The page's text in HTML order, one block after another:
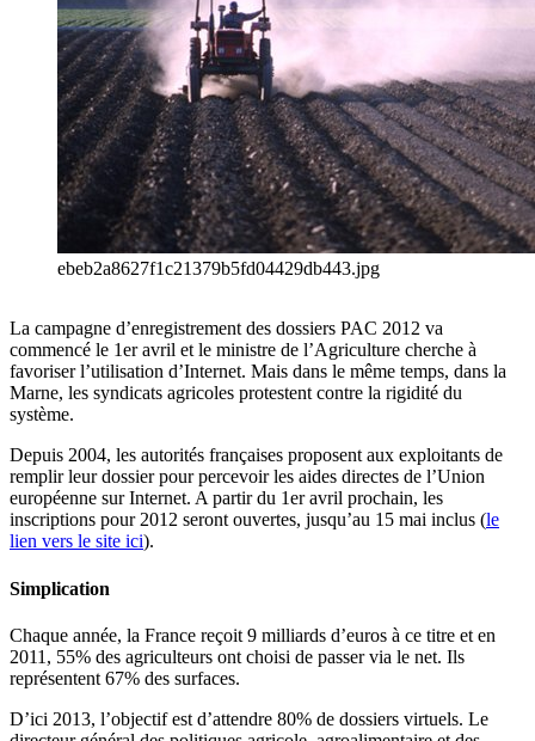
ebeb2a8627f1c21379b5fd04429db443.jpg
La campagne d’enregistrement des dossiers PAC 2012 va
commencé le 1er avril et le ministre de l’Agriculture cherche à
favoriser l’utilisation d’Internet. Mais dans le même temps, dans la
Marne, les syndicats agricoles protestent contre la rigidité du
système.
Depuis 2004, les autorités françaises proposent aux exploitants de
remplir leur dossier pour percevoir les aides directes de l’Union
européenne sur Internet. A partir du 1er avril prochain, les
inscriptions pour 2012 seront ouvertes, jusqu’au 15 mai inclus (le
lien vers le site ici).
Simplication
Chaque année, la France reçoit 9 milliards d’euros à ce titre et en
2011, 55% des agriculteurs ont choisi de passer via le net. Ils
représentent 67% des surfaces.
D’ici 2013, l’objectif est d’attendre 80% de dossiers virtuels. Le